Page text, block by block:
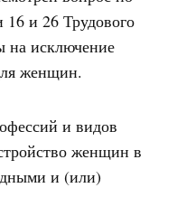
16 и 26 Трудового
на исключение
женщин.
и видов
женщин в
и (или)